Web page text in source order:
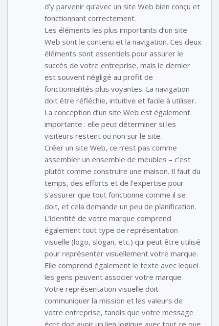
d’y parvenir qu’avec un site Web bien conçu et
fonctionnant correctement.
Les éléments les plus importants d’un site
Web sont le contenu et la navigation. Ces deux
éléments sont essentiels pour assurer le
succès de votre entreprise, mais le dernier
est souvent négligé au profit de
fonctionnalités plus voyantes. La navigation
doit être réfléchie, intuitive et facile à utiliser.
La conception d’un site Web est également
importante : elle peut déterminer si les
visiteurs restent ou non sur le site.
Créer un site Web, ce n’est pas comme
assembler un ensemble de meubles – c’est
plutôt comme construire une maison. Il faut du
temps, des efforts et de l’expertise pour
s’assurer que tout fonctionne comme il se
doit, et cela demande un peu de planification.
L’identité de votre marque comprend
également tout type de représentation
visuelle (logo, slogan, etc.) qui peut être utilisé
pour représenter visuellement votre marque.
Elle comprend également le texte avec lequel
les gens peuvent associer votre marque.
Votre représentation visuelle doit
communiquer la mission et les valeurs de
votre entreprise, tandis que votre message
écrit doit avoir un lien logique avec tout ce que